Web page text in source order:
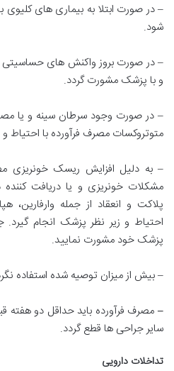
– در صورت ابتلا به بیماری های
شود.
– در صورت بروز واکنش های حساسیتی
و با پزشک مشورت گردد.
– در صورت وجود سرطان سینه و یا
متوتروکسات مصرف فرآورده با احتیاط
– به دلیل افزایش ریسک خونریزی
مشکلات خونریزی و یا دریافت
پلاکت و انعقاد از جمله وارفارین،
احتیاط و زیر نظر پزشک انجام
پزشک خود مشورت نمایید.
– بیش از میزان توصیه شده استفاده
– مصرف فرآورده باید حداقل دو هفته
سایر جراحی ها قطع گردد.
تداخلات دارویی